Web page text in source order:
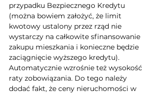
przypadku Bezpiecznego Kredytu
(można bowiem założyć, że limit
kwotowy ustalony przez rząd nie
wystarczy na całkowite sfinansowanie
zakupu mieszkania i konieczne będzie
zaciągnięcie wyższego kredytu).
Automatycznie wzrośnie też wysokość
raty zobowiązania. Do tego należy
dodać fakt, że ceny nieruchomości w